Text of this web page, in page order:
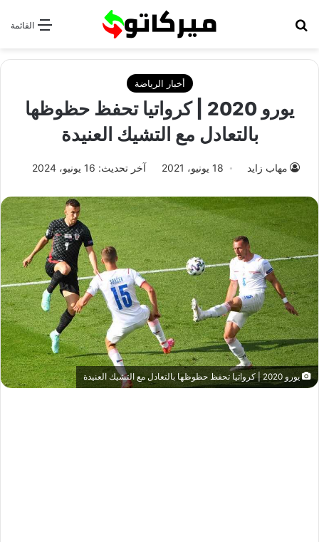
القائمة
أخبار الرياضة
يورو 2020 | كرواتيا تحفظ حظوظها
بالتعادل مع التشيك العنيدة
مهاب زايد 18 يونيو، 2021 آخر تحديث: 16 يونيو، 2024
يورو 2020 | كرواتيا تحفظ حظوظها بالتعادل مع التشيك العنيدة